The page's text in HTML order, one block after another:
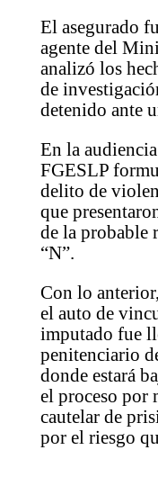
El asegurado
agente del
analizó los
de
detenido ante
En la
FGESLP
delito de
que
de la probable
“N”.
Con lo
el auto de
imputado fue
penitenciario
donde estará
el proceso por
cautelar de
por el riesgo